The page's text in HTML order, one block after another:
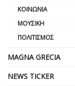
ΚΟΙΝΩΝΊΑ
ΜΟΥΣΙΚΉ
ΠΟΛΙΤΙΣΜΌΣ
MAGNA GRECIA
NEWS TICKER